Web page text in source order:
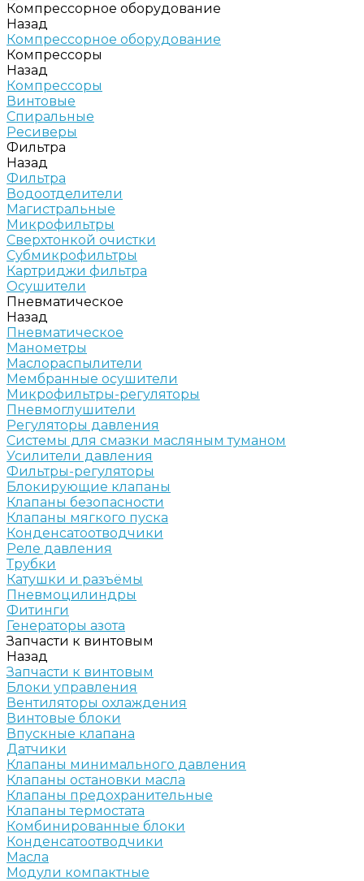
Компрессорное оборудование
Назад
Компрессорное оборудование
Компрессоры
Назад
Компрессоры
Винтовые
Спиральные
Ресиверы
Фильтра
Назад
Фильтра
Водоотделители
Магистральные
Микрофильтры
Сверхтонкой очистки
Субмикрофильтры
Картриджи фильтра
Осушители
Пневматическое
Назад
Пневматическое
Манометры
Маслораспылители
Мембранные осушители
Микрофильтры-регуляторы
Пневмоглушители
Регуляторы давления
Системы для смазки масляным туманом
Усилители давления
Фильтры-регуляторы
Блокирующие клапаны
Клапаны безопасности
Клапаны мягкого пуска
Конденсатоотводчики
Реле давления
Трубки
Катушки и разъёмы
Пневмоцилиндры
Фитинги
Генераторы азота
Запчасти к винтовым
Назад
Запчасти к винтовым
Блоки управления
Вентиляторы охлаждения
Винтовые блоки
Впускные клапана
Датчики
Клапаны минимального давления
Клапаны остановки масла
Клапаны предохранительные
Клапаны термостата
Комбинированные блоки
Конденсатоотводчики
Масла
Модули компактные